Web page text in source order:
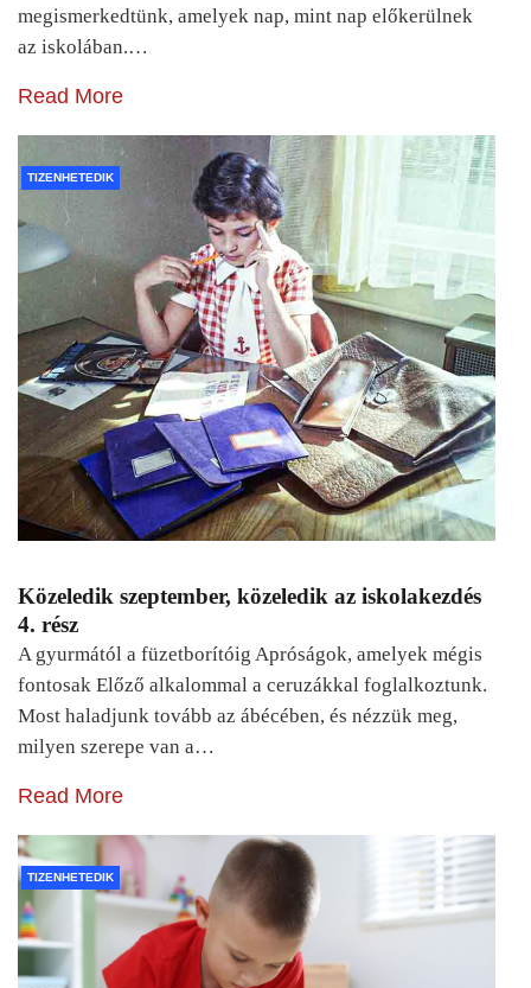
megismerkedtünk, amelyek nap, mint nap előkerülnek
az iskolában.…
Read More
TIZENHETEDIK
Közeledik szeptember, közeledik az iskolakezdés
4. rész
A gyurmától a füzetborítóig Apróságok, amelyek mégis
fontosak Előző alkalommal a ceruzákkal foglalkoztunk.
Most haladjunk tovább az ábécében, és nézzük meg,
milyen szerepe van a…
Read More
TIZENHETEDIK